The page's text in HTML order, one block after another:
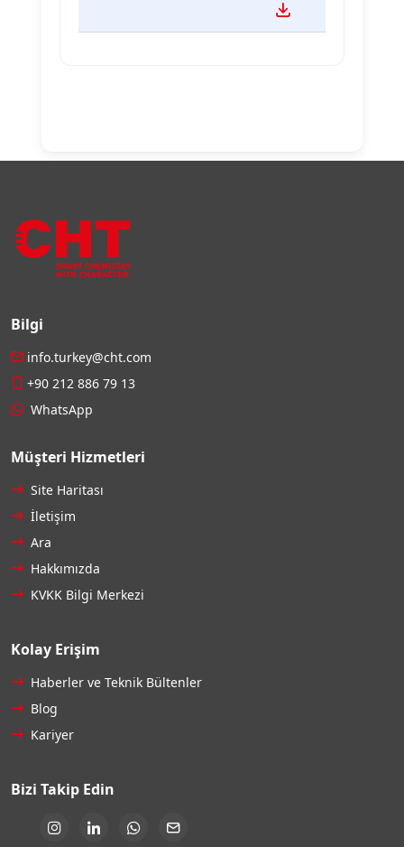
Bilgi
info.turkey@cht.com
+90 212 886 79 13
WhatsApp
Müşteri Hizmetleri
Site Haritası
İletişim
Ara
Hakkımızda
KVKK Bilgi Merkezi
Kolay Erişim
Haberler ve Teknik Bültenler
Blog
Kariyer
Bizi Takip Edin